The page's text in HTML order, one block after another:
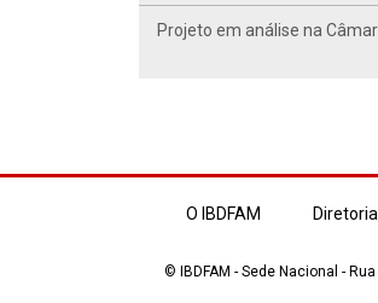
Projeto em análise na
O IBDFAM Diretoria
© IBDFAM - Sede Nacional -